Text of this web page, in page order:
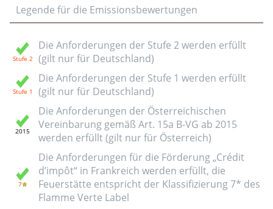
Legende für die Emissionsbewertungen
Die Anforderungen der Stufe 2 werden erfüllt
(gilt nur für Deutschland)
Die Anforderungen der Stufe 1 werden erfüllt
(gilt nur für Deutschland)
Die Anforderungen der Österreichischen
Vereinbarung gemäß Art. 15a B-VG ab 2015
werden erfüllt (gilt nur für Österreich)
Die Anforderungen für die Förderung „Crédit
d’impôt“ in Frankreich werden erfüllt, die
Feuerstätte entspricht der Klassifizierung 7* des
Flamme Verte Label